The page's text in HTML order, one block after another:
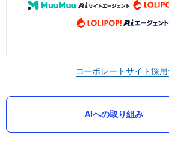
コーポレートサイト採用
AIへの取り組み